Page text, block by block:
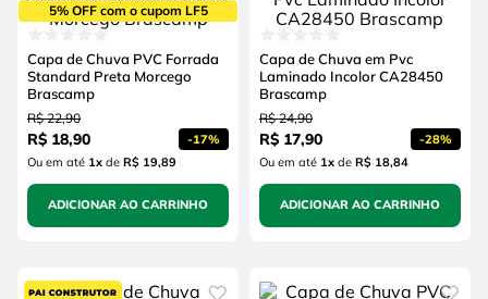
5% OFF com o cupom LF5
Capa de Chuva PVC Forrada
Standard Preta Morcego
Brascamp
R$ 22,90
R$ 18,90 -17%
Ou em até 1xde R$ 19,89
ADICIONAR AO CARRINHO
Capa de Chuva em Pvc
Laminado Incolor CA28450
Brascamp
R$ 24,90
R$ 17,90 -28%
Ou em até 1xde R$ 18,84
ADICIONAR AO CARRINHO